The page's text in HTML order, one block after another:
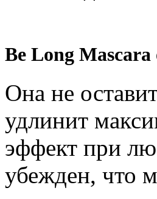
Be Long
Она не
удлинит
эффект при
убежден, что